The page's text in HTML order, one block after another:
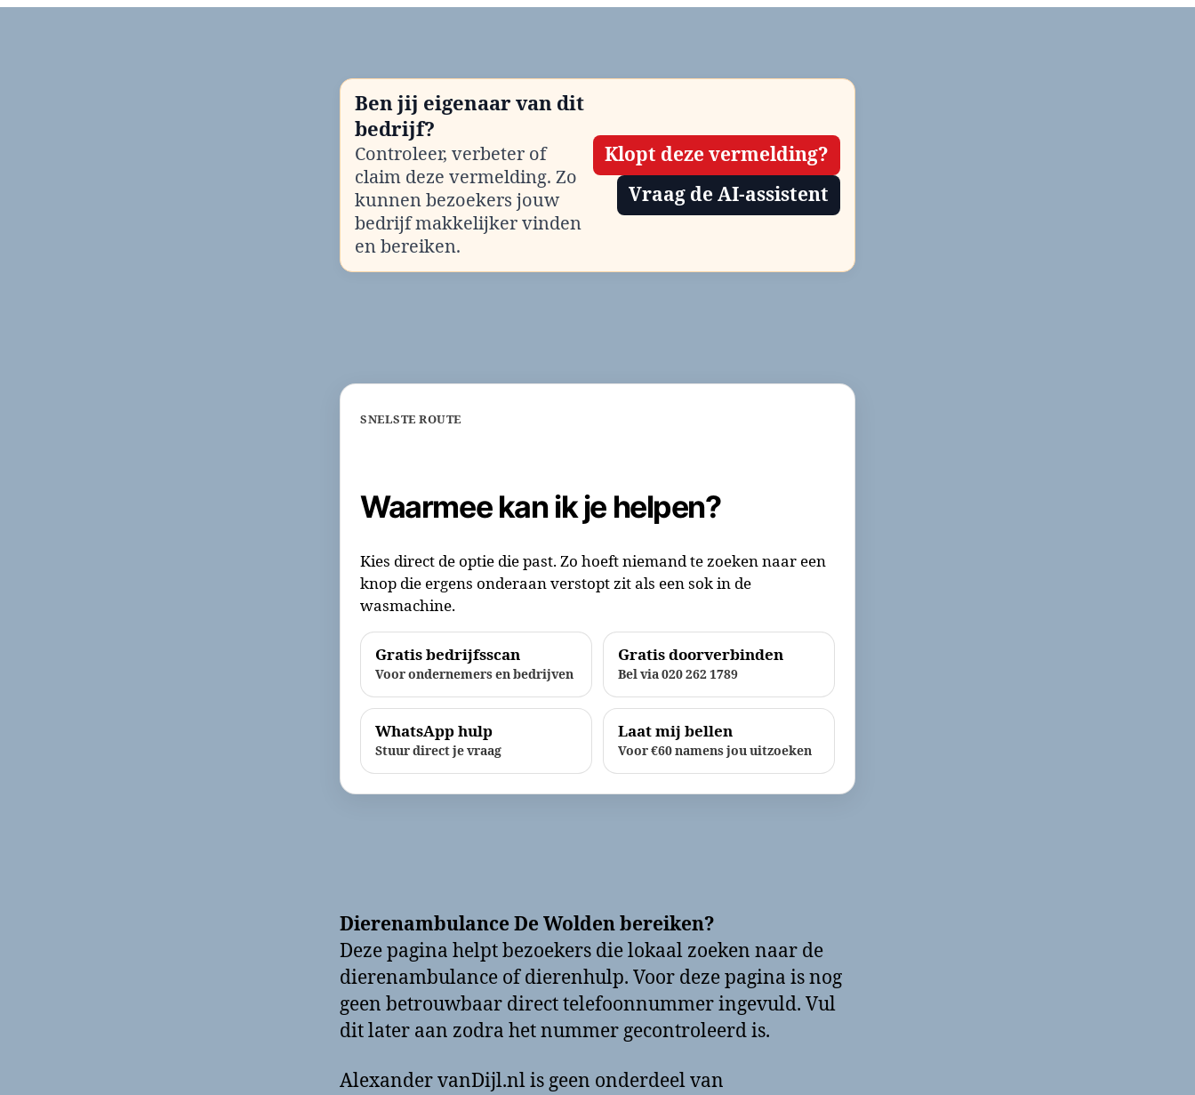
bellen?
contactinformatie
Ben jij eigenaar van dit
bedrijf?
Controleer, verbeter of
claim deze vermelding. Zo
kunnen bezoekers jouw
bedrijf makkelijker vinden
en bereiken.
Klopt deze vermelding?
Vraag de AI-assistent
SNELSTE ROUTE
Waarmee kan ik je helpen?
Kies direct de optie die past. Zo hoeft niemand te zoeken naar een
knop die ergens onderaan verstopt zit als een sok in de
wasmachine.
Gratis bedrijfsscan
Voor ondernemers en bedrijven
Gratis doorverbinden
Bel via 020 262 1789
WhatsApp hulp
Stuur direct je vraag
Laat mij bellen
Voor €60 namens jou uitzoeken
Dierenambulance De Wolden bereiken?
Deze pagina helpt bezoekers die lokaal zoeken naar de
dierenambulance of dierenhulp. Voor deze pagina is nog
geen betrouwbaar direct telefoonnummer ingevuld. Vul
dit later aan zodra het nummer gecontroleerd is.
Alexander vanDijl.nl is geen onderdeel van